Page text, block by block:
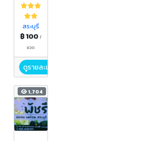
สระบุรี
฿ 100 /
ขวด
ดูรายละเอียด
1,704